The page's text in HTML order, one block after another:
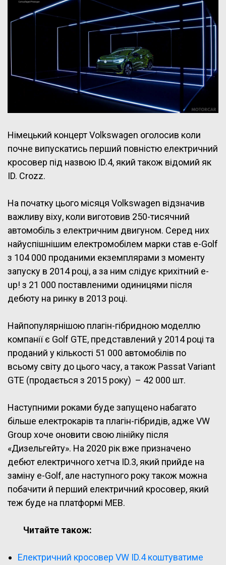
Німецький концерт Volkswagen оголосив коли
почне випускатись перший повністю електричний
кросовер під назвою ID.4, який також відомий як
ID. Crozz.
На початку цього місяця Volkswagen відзначив
важливу віху, коли виготовив 250-тисячний
автомобіль з електричним двигуном. Серед них
найуспішнішим електромобілем марки став e-Golf
з 104 000 проданими екземплярами з моменту
запуску в 2014 році, а за ним слідує крихітний е-
up! з 21 000 поставленими одиницями після
дебюту на ринку в 2013 році.
Найпопулярнішою плагін-гібридною моделлю
компанії є Golf GTE, представлений у 2014 році та
проданий у кількості 51 000 автомобілів по
всьому світу до цього часу, а також Passat Variant
GTE (продається з 2015 року) – 42 000 шт.
Наступними роками буде запущено набагато
більше електрокарів та плагін-гібридів, адже VW
Group хоче оновити свою лінійку після
«Дизельгейту». На 2020 рік вже призначено
дебют електричного хетча ID.3, який прийде на
заміну e-Golf, але наступного року також можна
побачити й перший електричний кросовер, який
теж буде на платформі MEB.
Читайте також:
Електричний кросовер VW ID.4 коштуватиме